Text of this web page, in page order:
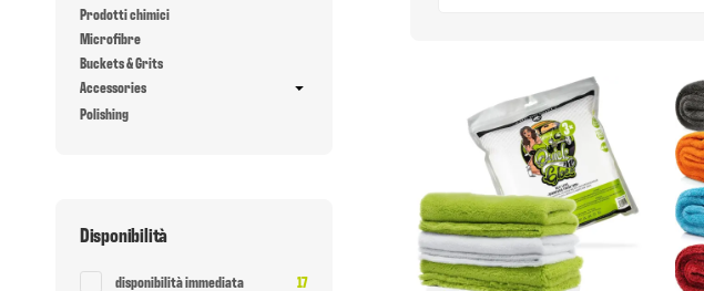
Prodotti chimici
Microfibre
Buckets & Grits
Accessories
Polishing
Disponibilità
disponibilità immediata 17Articolo trovato